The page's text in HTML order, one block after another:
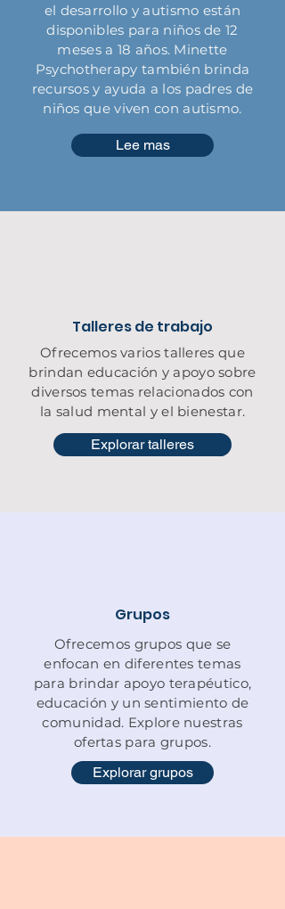
el desarrollo y autismo están
disponibles para niños de 12
meses a 18 años. Minette
Psychotherapy también brinda
recursos y ayuda a los padres de
niños que viven con autismo.
Lee mas
Talleres de trabajo
Ofrecemos varios talleres que
brindan educación y apoyo sobre
diversos temas relacionados con
la salud mental y el bienestar.
Explorar talleres
Grupos
Ofrecemos grupos que se
enfocan en diferentes temas
para brindar apoyo terapéutico,
educación y un sentimiento de
comunidad. Explore nuestras
ofertas para grupos.
Explorar grupos